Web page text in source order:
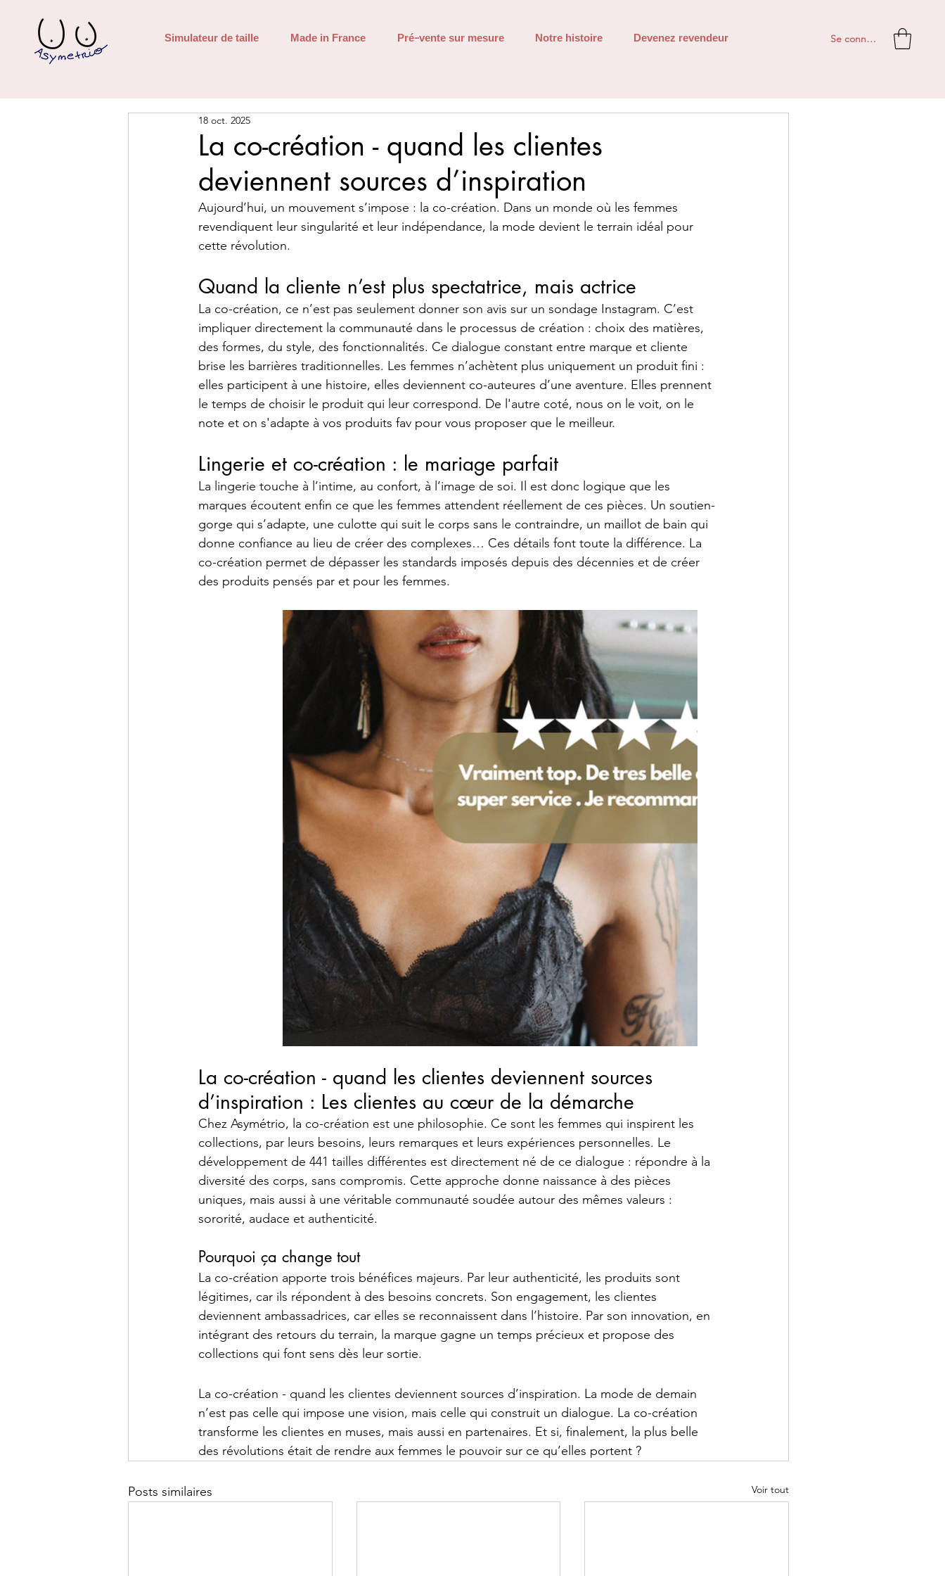
Simulateur de taille Made in France Pré-vente sur mesure Notre histoire Devenez revendeur Se connecter
La co-création - quand les clientes
deviennent sources d’inspiration
18 oct. 2025
Aujourd’hui, un mouvement s’impose : la co-création. Dans un monde où les femmes
revendiquent leur singularité et leur indépendance, la mode devient le terrain idéal pour
cette révolution.
Quand la cliente n’est plus spectatrice, mais actrice
La co-création, ce n’est pas seulement donner son avis sur un sondage Instagram. C’est
impliquer directement la communauté dans le processus de création : choix des matières,
des formes, du style, des fonctionnalités. Ce dialogue constant entre marque et cliente
brise les barrières traditionnelles. Les femmes n’achètent plus uniquement un produit fini :
elles participent à une histoire, elles deviennent co-auteures d’une aventure. Elles prennent
le temps de choisir le produit qui leur correspond. De l'autre coté, nous on le voit, on le
note et on s'adapte à vos produits fav pour vous proposer que le meilleur.
Lingerie et co-création : le mariage parfait
La lingerie touche à l’intime, au confort, à l’image de soi. Il est donc logique que les
marques écoutent enfin ce que les femmes attendent réellement de ces pièces. Un soutien-
gorge qui s’adapte, une culotte qui suit le corps sans le contraindre, un maillot de bain qui
donne confiance au lieu de créer des complexes… Ces détails font toute la différence. La
co-création permet de dépasser les standards imposés depuis des décennies et de créer
des produits pensés par et pour les femmes.
La co-création - quand les clientes deviennent sources
d’inspiration : Les clientes au cœur de la démarche
Chez Asymétrio, la co-création est une philosophie. Ce sont les femmes qui inspirent les
collections, par leurs besoins, leurs remarques et leurs expériences personnelles. Le
développement de 441 tailles différentes est directement né de ce dialogue : répondre à la
diversité des corps, sans compromis. Cette approche donne naissance à des pièces
uniques, mais aussi à une véritable communauté soudée autour des mêmes valeurs :
sororité, audace et authenticité.
Pourquoi ça change tout
La co-création apporte trois bénéfices majeurs. Par leur authenticité, les produits sont
légitimes, car ils répondent à des besoins concrets. Son engagement, les clientes
deviennent ambassadrices, car elles se reconnaissent dans l’histoire. Par son innovation, en
intégrant des retours du terrain, la marque gagne un temps précieux et propose des
collections qui font sens dès leur sortie.
La co-création - quand les clientes deviennent sources d’inspiration. La mode de demain
n’est pas celle qui impose une vision, mais celle qui construit un dialogue. La co-création
transforme les clientes en muses, mais aussi en partenaires. Et si, finalement, la plus belle
des révolutions était de rendre aux femmes le pouvoir sur ce qu’elles portent ?
Posts similaires Voir tout